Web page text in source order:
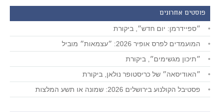
פוסטים אחרונים
״ספיידרמן: יום חדש״, ביקורת
המועמדים לפרס אופיר 2026: ״עצמאות״ מוביל
״תיכון מגשימים״, ביקורת
״האודיסאה״ של כריסטופר נולאן, ביקורת
פסטיבל הקולנוע בירושלים 2026: שמונה או תשע המלצות